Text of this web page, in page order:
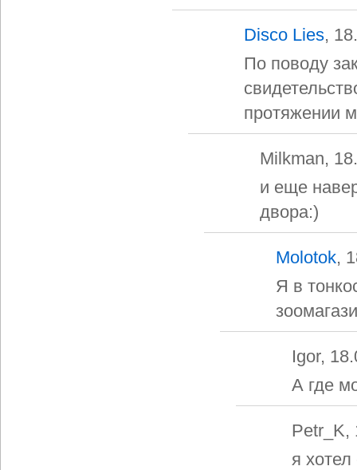
Disco Lies,
По поводу
протяжении
Milkman,
и еще
двора:)
Molotok,
Я в
Igor,
А где
Petr_K,
я